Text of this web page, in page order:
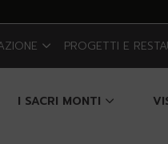
PROGETTI E
I SACRI MONTI